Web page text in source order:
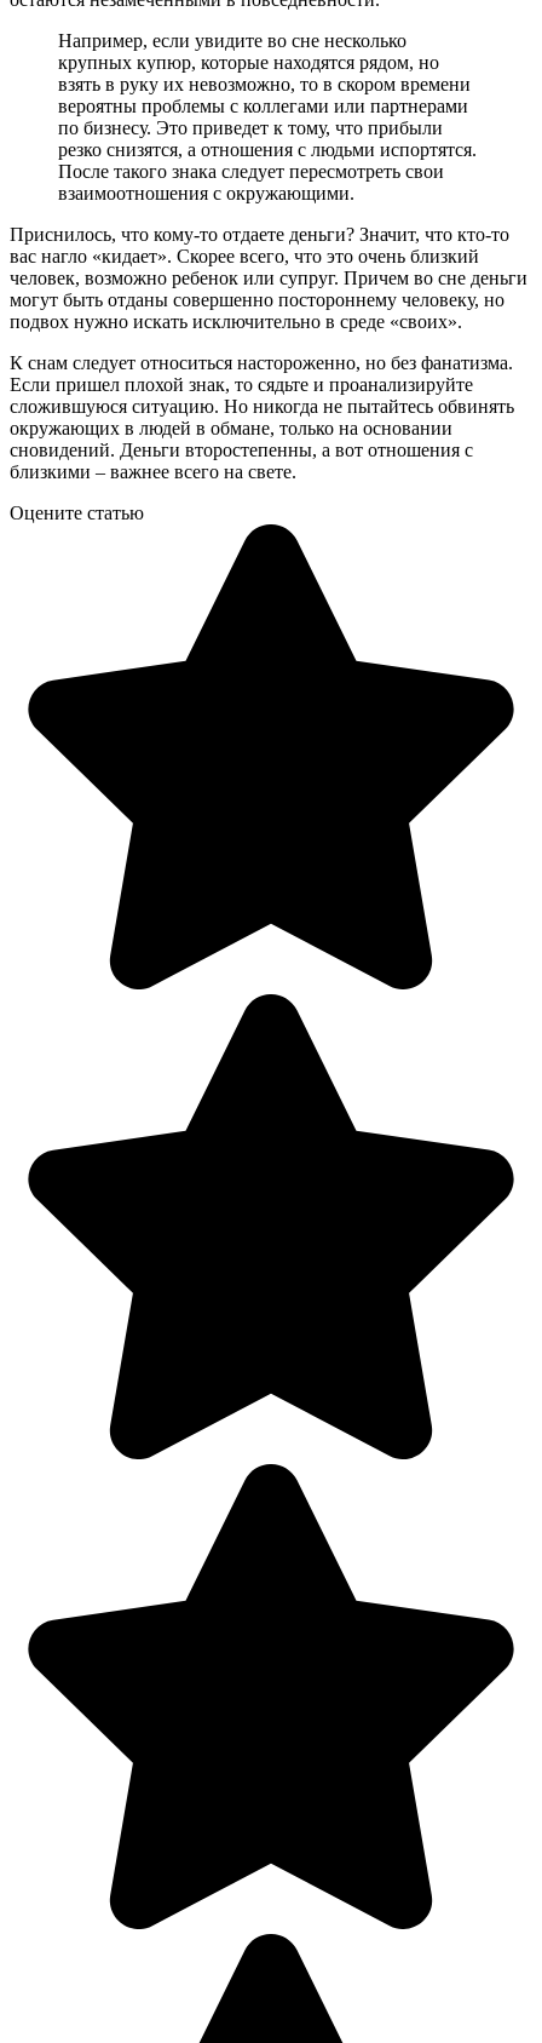
Например, если увидите во сне несколько
крупных купюр, которые находятся рядом, но
взять в руку их невозможно, то в скором времени
вероятны проблемы с коллегами или партнерами
по бизнесу. Это приведет к тому, что прибыли
резко снизятся, а отношения с людьми испортятся.
После такого знака следует пересмотреть свои
взаимоотношения с окружающими.
Приснилось, что кому-то отдаете деньги? Значит, что кто-то
вас нагло «кидает». Скорее всего, что это очень близкий
человек, возможно ребенок или супруг. Причем во сне деньги
могут быть отданы совершенно постороннему человеку, но
подвох нужно искать исключительно в среде «своих».
К снам следует относиться настороженно, но без фанатизма.
Если пришел плохой знак, то сядьте и проанализируйте
сложившуюся ситуацию. Но никогда не пытайтесь обвинять
окружающих в людей в обмане, только на основании
сновидений. Деньги второстепенны, а вот отношения с
близкими – важнее всего на свете.
Оцените статью